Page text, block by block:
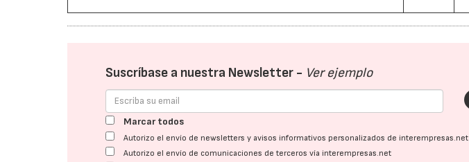
Suscríbase a nuestra Newsletter - Ver ejemplo
Marcar todos
Autorizo el envío de newsletters y avisos informativos personalizados de interempresas.net
Autorizo el envío de comunicaciones de terceros vía interempresas.net